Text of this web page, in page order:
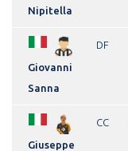
Nipitella
Giovanni
Sanna
DF
Giuseppe
CC